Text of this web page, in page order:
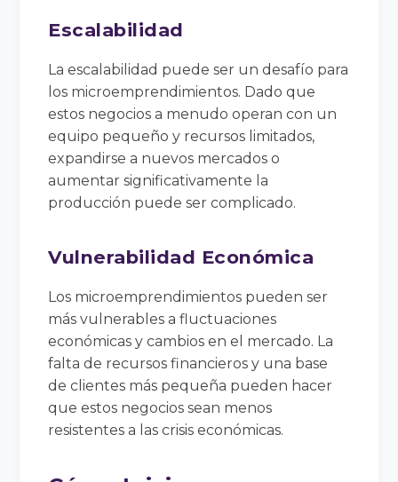
Escalabilidad
La escalabilidad puede ser un desafío para
los microemprendimientos. Dado que
estos negocios a menudo operan con un
equipo pequeño y recursos limitados,
expandirse a nuevos mercados o
aumentar significativamente la
producción puede ser complicado.
Vulnerabilidad Económica
Los microemprendimientos pueden ser
más vulnerables a fluctuaciones
económicas y cambios en el mercado. La
falta de recursos financieros y una base
de clientes más pequeña pueden hacer
que estos negocios sean menos
resistentes a las crisis económicas.